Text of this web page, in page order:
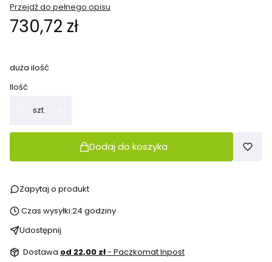
Przejdź do pełnego opisu
Cena
730,72 zł
duża ilość
Ilość
szt.
Dodaj do koszyka
Zapytaj o produkt
Czas wysyłki:24 godziny
Udostępnij
Dostawa od 22,00 zł- Paczkomat Inpost